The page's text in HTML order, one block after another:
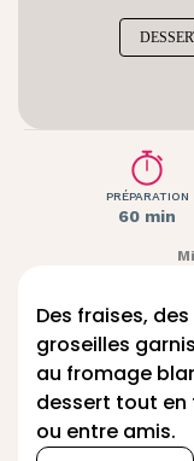
PRÉPARATION
60 min
Des fraises,
groseilles
au fromage
dessert tout en
ou entre amis.